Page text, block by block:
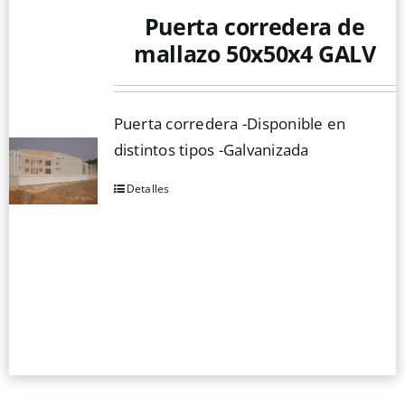
Contacto
Puerta corredera de
mallazo 50x50x4 GALV
Puerta corredera -Disponible en
distintos tipos -Galvanizada
Este
se
Detalles